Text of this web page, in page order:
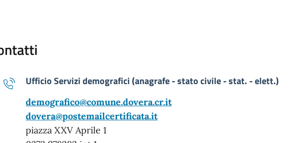
Ufficio Servizi demografici (anagrafe - stato civile - stat. - elett.)
demografico@comune.dovera.cr.it
dovera@postemailcertificata.it
piazza XXV Aprile 1